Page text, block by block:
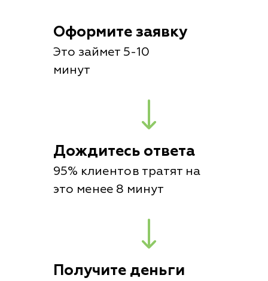
Оформите заявку
Это займет 5-10
минут
Дождитесь ответа
95% клиентов тратят на
это менее 8 минут
Получите деньги